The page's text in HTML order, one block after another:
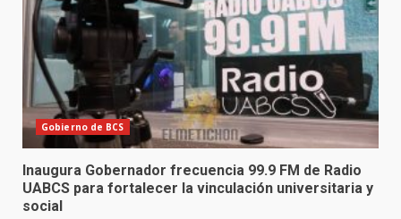
Gobierno de BCS
Inaugura Gobernador frecuencia 99.9 FM de Radio
UABCS para fortalecer la vinculación universitaria y
social